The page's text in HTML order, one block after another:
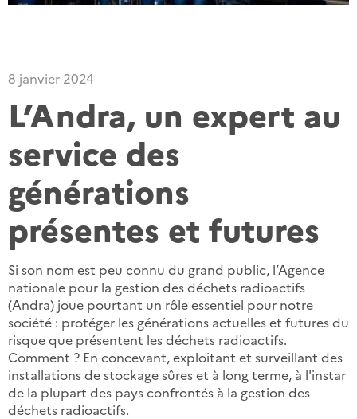
8 janvier 2024
L’Andra, un expert au
service des
générations
présentes et futures
Si son nom est peu connu du grand public, l’Agence
nationale pour la gestion des déchets radioactifs
(Andra) joue pourtant un rôle essentiel pour notre
société : protéger les générations actuelles et futures du
risque que présentent les déchets radioactifs.
Comment ? En concevant, exploitant et surveillant des
installations de stockage sûres et à long terme, à l'instar
de la plupart des pays confrontés à la gestion des
déchets radioactifs.